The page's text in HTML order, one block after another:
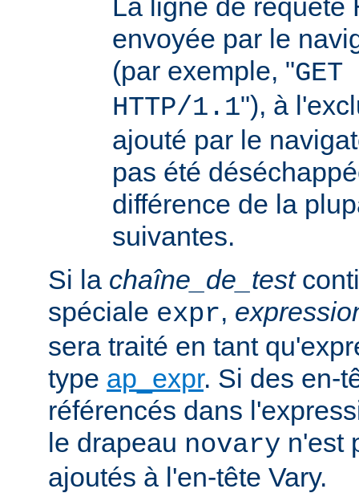
La ligne de requête
envoyée par le
(par exemple, "
HTTP/1.1"), à
ajouté par le
pas été
différence de la
suivantes.
Si la chaîne_de_test
spéciale expr,
sera traité en tant
type ap_expr. Si des en-
référencés dans
le drapeau novary n'est
ajoutés à l'en-tête Vary.